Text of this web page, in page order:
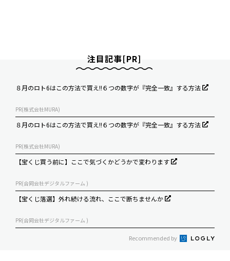
注目記事[PR]
８月のロト6はこの方法で買え!!６つの数字が『完全一致』する方法
PR(株式会社MURA)
８月のロト6はこの方法で買え!!６つの数字が『完全一致』する方法
PR(株式会社MURA)
【宝くじ買う前に】ここで気づくかどうかで変わります
PR(合同会社デジタルファーム )
【宝くじ落選】外れ続ける流れ、ここで断ちませんか
PR(合同会社デジタルファーム )
Recommended by